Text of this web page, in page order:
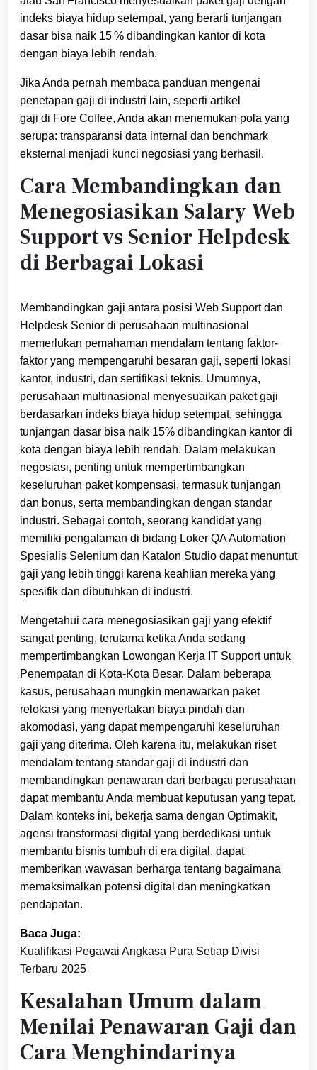
indeks biaya hidup setempat, yang berarti tunjangan
dasar bisa naik 15 % dibandingkan kantor di kota
dengan biaya lebih rendah.
Jika Anda pernah membaca panduan mengenai
penetapan gaji di industri lain, seperti artikel
gaji di Fore Coffee, Anda akan menemukan pola yang
serupa: transparansi data internal dan benchmark
eksternal menjadi kunci negosiasi yang berhasil.
Cara Membandingkan dan
Menegosiasikan Salary Web
Support vs Senior Helpdesk
di Berbagai Lokasi
Membandingkan gaji antara posisi Web Support dan
Helpdesk Senior di perusahaan multinasional
memerlukan pemahaman mendalam tentang faktor-
faktor yang mempengaruhi besaran gaji, seperti lokasi
kantor, industri, dan sertifikasi teknis. Umumnya,
perusahaan multinasional menyesuaikan paket gaji
berdasarkan indeks biaya hidup setempat, sehingga
tunjangan dasar bisa naik 15% dibandingkan kantor di
kota dengan biaya lebih rendah. Dalam melakukan
negosiasi, penting untuk mempertimbangkan
keseluruhan paket kompensasi, termasuk tunjangan
dan bonus, serta membandingkan dengan standar
industri. Sebagai contoh, seorang kandidat yang
memiliki pengalaman di bidang Loker QA Automation
Spesialis Selenium dan Katalon Studio dapat menuntut
gaji yang lebih tinggi karena keahlian mereka yang
spesifik dan dibutuhkan di industri.
Mengetahui cara menegosiasikan gaji yang efektif
sangat penting, terutama ketika Anda sedang
mempertimbangkan Lowongan Kerja IT Support untuk
Penempatan di Kota-Kota Besar. Dalam beberapa
kasus, perusahaan mungkin menawarkan paket
relokasi yang menyertakan biaya pindah dan
akomodasi, yang dapat mempengaruhi keseluruhan
gaji yang diterima. Oleh karena itu, melakukan riset
mendalam tentang standar gaji di industri dan
membandingkan penawaran dari berbagai perusahaan
dapat membantu Anda membuat keputusan yang tepat.
Dalam konteks ini, bekerja sama dengan Optimakit,
agensi transformasi digital yang berdedikasi untuk
membantu bisnis tumbuh di era digital, dapat
memberikan wawasan berharga tentang bagaimana
memaksimalkan potensi digital dan meningkatkan
pendapatan.
Baca Juga:
Kualifikasi Pegawai Angkasa Pura Setiap Divisi
Terbaru 2025
Kesalahan Umum dalam
Menilai Penawaran Gaji dan
Cara Menghindarinya